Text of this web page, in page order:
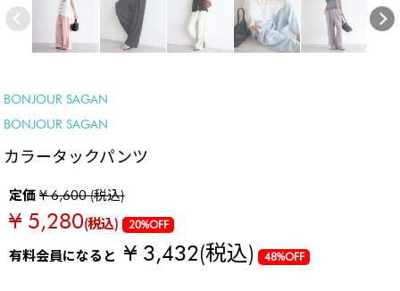
BONJOUR SAGAN
BONJOUR SAGAN
カラータックパンツ
定価¥ 6,600 (税込)
¥ 5,280(税込) 20%OFF
有料会員になると¥ 3,432(税込) 48%OFF